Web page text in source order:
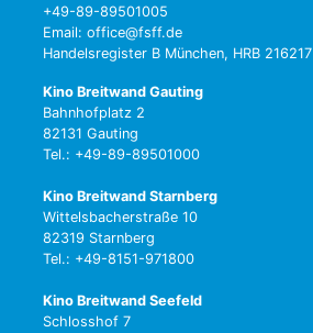
+49-89-89501005
Email: office@fsff.de
Handelsregister B München, HRB 216217
Kino Breitwand Gauting
Bahnhofplatz 2
82131 Gauting
Tel.: +49-89-89501000
Kino Breitwand Starnberg
Wittelsbacherstraße 10
82319 Starnberg
Tel.: +49-8151-971800
Kino Breitwand Seefeld
Schlosshof 7